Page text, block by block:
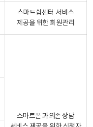
스마트쉼센터 서비스
제공을 위한 회원관리
스마트폰 과의존 상담